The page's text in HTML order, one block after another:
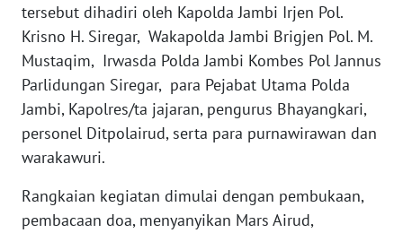
tersebut dihadiri oleh Kapolda Jambi Irjen Pol.
Krisno H. Siregar, Wakapolda Jambi Brigjen Pol. M.
Mustaqim, Irwasda Polda Jambi Kombes Pol Jannus
Parlidungan Siregar, para Pejabat Utama Polda
Jambi, Kapolres/ta jajaran, pengurus Bhayangkari,
personel Ditpolairud, serta para purnawirawan dan
warakawuri.
Rangkaian kegiatan dimulai dengan pembukaan,
pembacaan doa, menyanyikan Mars Airud,
MEDIA
SIBER
REDAKSI
KARIR
DISCLAIMER